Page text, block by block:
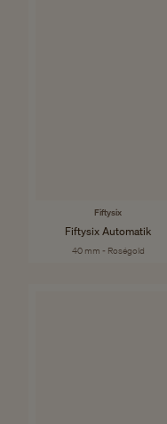
Fiftysix
Fiftysix Automatik
40 mm - Roségold